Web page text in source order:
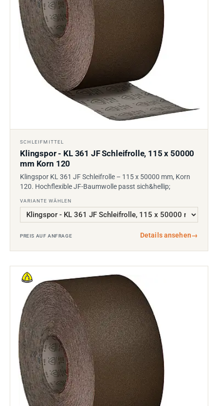
SCHLEIFMITTEL
Klingspor - KL 361 JF Schleifrolle, 115 x 50000
mm Korn 120
Klingspor KL 361 JF Schleifrolle – 115 x 50000 mm, Korn
120. Hochflexible JF-Baumwolle passt sich&hellip;
VARIANTE WÄHLEN
PREIS AUF ANFRAGE Details ansehen→